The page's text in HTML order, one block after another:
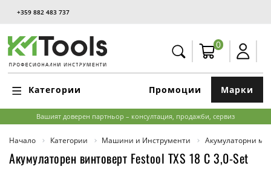
+359 882 483 737
0
Категории Марки
Промоции
Вашият доверен партньор – консултация, продажби, сервиз
Начало Категории Машини и Инструменти Акумулаторни
Акумулаторен винтоверт Festool TXS 18 C 3,0-Set